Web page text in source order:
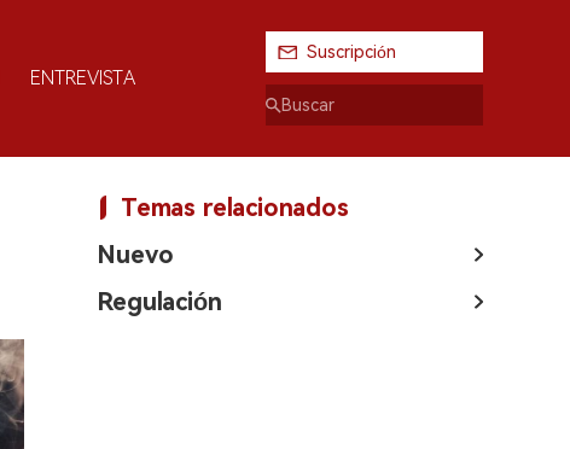
ENTREVISTA
Suscripción
Temas relacionados
Nuevo
Regulación